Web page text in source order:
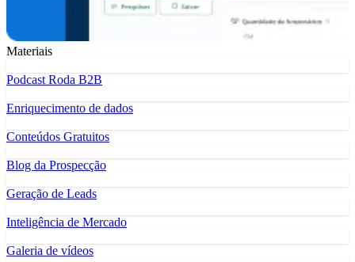
Materiais
Podcast Roda B2B
Enriquecimento de dados
Conteúdos Gratuitos
Blog da Prospecção
Geração de Leads
Inteligência de Mercado
Galeria de vídeos